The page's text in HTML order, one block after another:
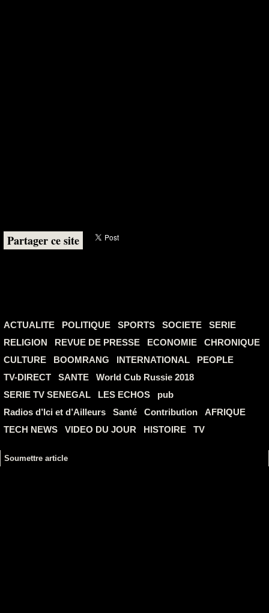
Partager ce site
ACTUALITE POLITIQUE SPORTS SOCIETE
SERIE
RELIGION
REVUE DE PRESSE ECONOMIE
CHRONIQUE
CULTURE
BOOMRANG INTERNATIONAL
PEOPLE
TV-DIRECT
SANTE
World Cub Russie 2018
SERIE TV SENEGAL
LES ECHOS
pub
Radios d’Ici et d’Ailleurs
Santé Contribution
AFRIQUE
TECH NEWS
VIDEO DU JOUR HISTOIRE TV
Soumettre article